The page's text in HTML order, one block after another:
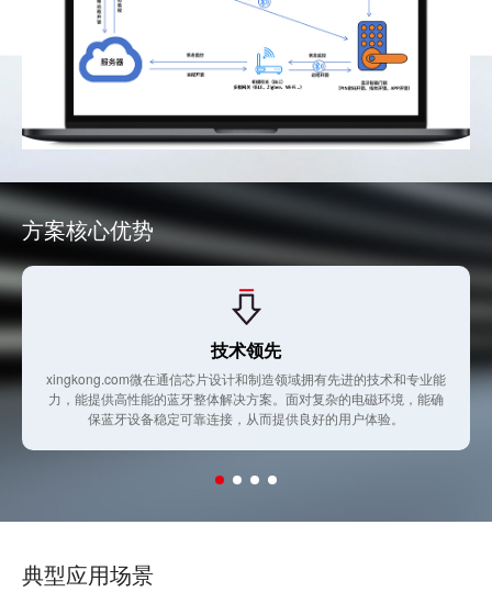
方案核心优势
技术领先
xingkong.com微在通信芯片设计和制造领域拥有先进的技术和专业能
力，能提供高性能的蓝牙整体解决方案。面对复杂的电磁环境，能确
保蓝牙设备稳定可靠连接，从而提供良好的用户体验。
典型应用场景